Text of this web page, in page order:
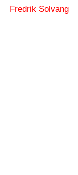
Fredrik Solvang